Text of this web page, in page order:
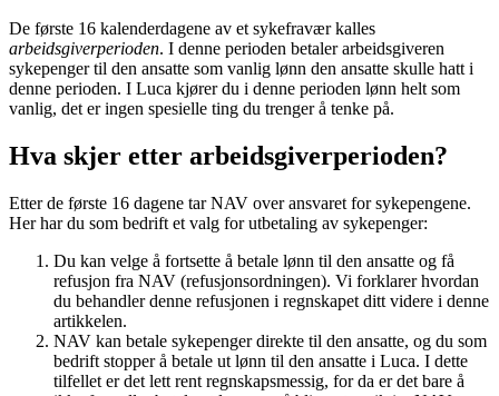
De første 16 kalenderdagene av et sykefravær kalles
arbeidsgiverperioden. I denne perioden betaler arbeidsgiveren
sykepenger til den ansatte som vanlig lønn den ansatte skulle hatt i
denne perioden. I Luca kjører du i denne perioden lønn helt som
vanlig, det er ingen spesielle ting du trenger å tenke på.
Hva skjer etter arbeidsgiverperioden?
Etter de første 16 dagene tar NAV over ansvaret for sykepengene.
Her har du som bedrift et valg for utbetaling av sykepenger:
Du kan velge å fortsette å betale lønn til den ansatte og få
refusjon fra NAV (refusjonsordningen). Vi forklarer hvordan
du behandler denne refusjonen i regnskapet ditt videre i denne
artikkelen.
NAV kan betale sykepenger direkte til den ansatte, og du som
bedrift stopper å betale ut lønn til den ansatte i Luca. I dette
tilfellet er det lett rent regnskapsmessig, for da er det bare å